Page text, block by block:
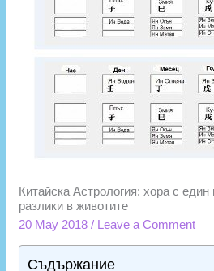
Китайска Астрология: хора с
разлики в животите
20 May 2018/ Leave a Comment
Съдържание